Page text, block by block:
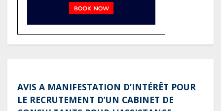
positionnement de partenaire de
référence pour les grands projets
industriels et d’infrastructures du
pays
AVIS A MANIFESTATION D’INTÉRÊT POUR
LE RECRUTEMENT D’UN CABINET DE